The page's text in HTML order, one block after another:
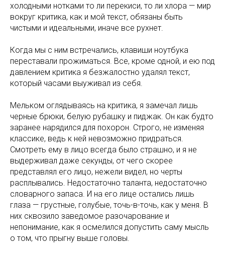
холодными нотками то ли перекиси, то ли хлора — мир
вокруг критика, как и мой текст, обязаны быть
чистыми и идеальными, иначе все рухнет.
Когда мы с ним встречались, клавиши ноутбука
переставали прожиматься. Все, кроме одной, и ею под
давлением критика я безжалостно удалял текст,
который часами выуживал из себя.
Мельком оглядываясь на критика, я замечал лишь
черные брюки, белую рубашку и пиджак. Он как будто
заранее нарядился для похорон. Строго, не изменяя
классике, ведь к ней невозможно придраться.
Смотреть ему в лицо всегда было страшно, и я не
выдерживал даже секунды, от чего скорее
представлял его лицо, нежели видел, но черты
расплывались. Недостаточно таланта, недостаточно
словарного запаса. И на его лице остались лишь
глаза — грустные, голубые, точь-в-точь, как у меня. В
них сквозило заведомое разочарование и
непонимание, как я осмелился допустить саму мысль
о том, что прыгну выше головы.